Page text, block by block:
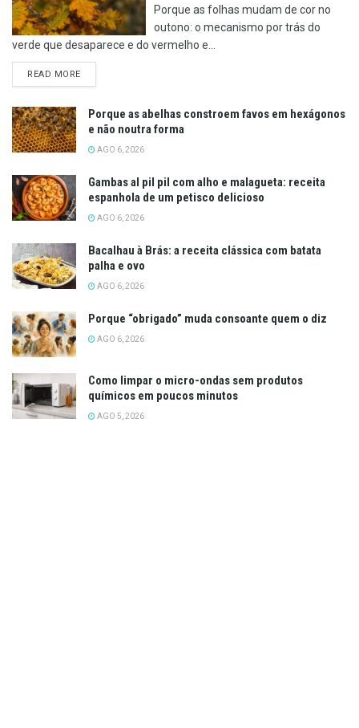
Porque as folhas mudam de cor no
outono: o mecanismo por trás do
verde que desaparece e do vermelho e...
READ MOREDETAILS
Porque as abelhas constroem favos em hexágonos
e não noutra forma
AGO 6, 2026
Gambas al pil pil com alho e malagueta: receita
espanhola de um petisco delicioso
AGO 6, 2026
Bacalhau à Brás: a receita clássica com batata
palha e ovo
AGO 6, 2026
Porque “obrigado” muda consoante quem o diz
AGO 6, 2026
Como limpar o micro-ondas sem produtos
químicos em poucos minutos
AGO 5, 2026